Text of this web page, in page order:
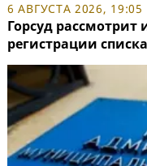
6 АВГУСТА 2026, 19:05
Горсуд рассмотрит
регистрации